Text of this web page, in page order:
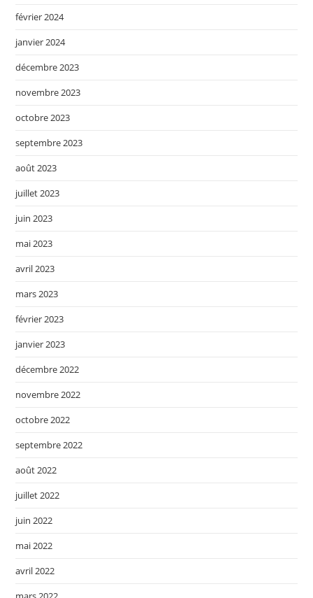
février 2024
janvier 2024
décembre 2023
novembre 2023
octobre 2023
septembre 2023
août 2023
juillet 2023
juin 2023
mai 2023
avril 2023
mars 2023
février 2023
janvier 2023
décembre 2022
novembre 2022
octobre 2022
septembre 2022
août 2022
juillet 2022
juin 2022
mai 2022
avril 2022